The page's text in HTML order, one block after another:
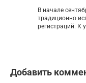
В начале
традиционно
регистраций. К
Добавить